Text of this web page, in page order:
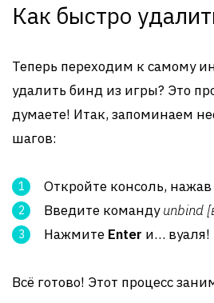
Как быстро
Теперь переходим к самому
удалить бинд из игры? Это
думаете! Итак, запоминаем
шагов:
Откройте консоль,
Введите командуunbind
Нажмите Enter и… вуаля!
Всё готово! Этот процесс